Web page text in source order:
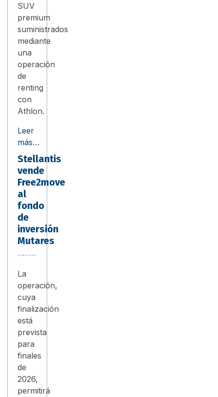
SUV
premium
suministrados
mediante
una
operación
de
renting
con
Athlon.
Leer
más…
Stellantis
vende
Free2move
al
fondo
de
inversión
Mutares
La
operación,
cuya
finalización
está
prevista
para
finales
de
2026,
permitirá